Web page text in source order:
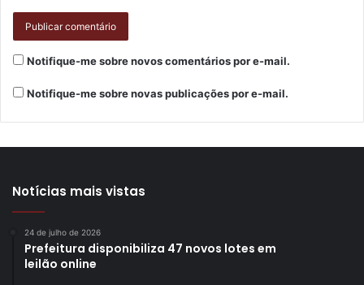
Já o projeto feminino adulto da APVE tem os mesmos
incentivos, com apoio do Restaurante Londrinense, Casa
e Fisioterapeuta Vinicius Coelho.
Gostei
Notifique-me sobre novos comentários por e-mail.
Notifique-me sobre novas publicações por e-mail.
Notícias mais vistas
24 de julho de 2026
Prefeitura disponibiliza 47 novos lotes em
leilão online